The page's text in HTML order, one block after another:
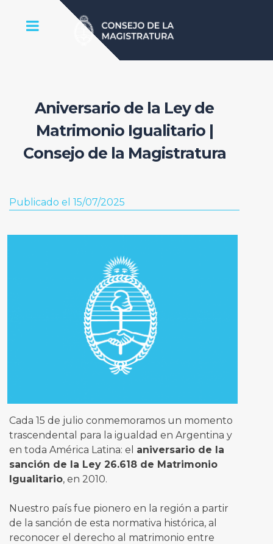
Aniversario de la Ley de
Matrimonio Igualitario |
Consejo de la Magistratura
Publicado el 15/07/2025
Cada 15 de julio conmemoramos un momento
trascendental para la igualdad en Argentina y
en toda América Latina: el aniversario de la
sanción de la Ley 26.618 de Matrimonio
Igualitario, en 2010.
Nuestro país fue pionero en la región a partir
de la sanción de esta normativa histórica, al
reconocer el derecho al matrimonio entre